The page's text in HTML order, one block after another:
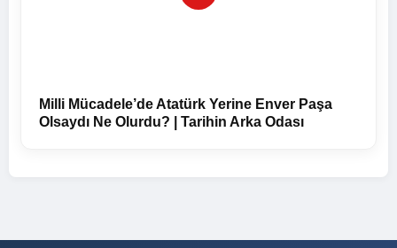
Milli Mücadele’de Atatürk Yerine Enver Paşa
Olsaydı Ne Olurdu? | Tarihin Arka Odası